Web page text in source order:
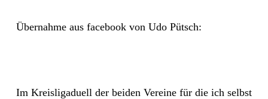
Übernahme aus facebook von Udo Pütsch:
Im Kreisligaduell der beiden Vereine für die ich selbst